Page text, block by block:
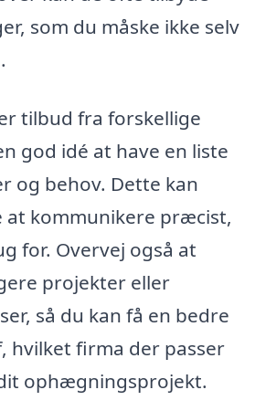
som du måske ikke selv
tilbud fra forskellige
god idé at have en liste
og behov. Dette kan
kommunikere præcist,
for. Overvej også at
projekter eller
så du kan få en bedre
hvilket firma der passer
ophægningsprojekt.